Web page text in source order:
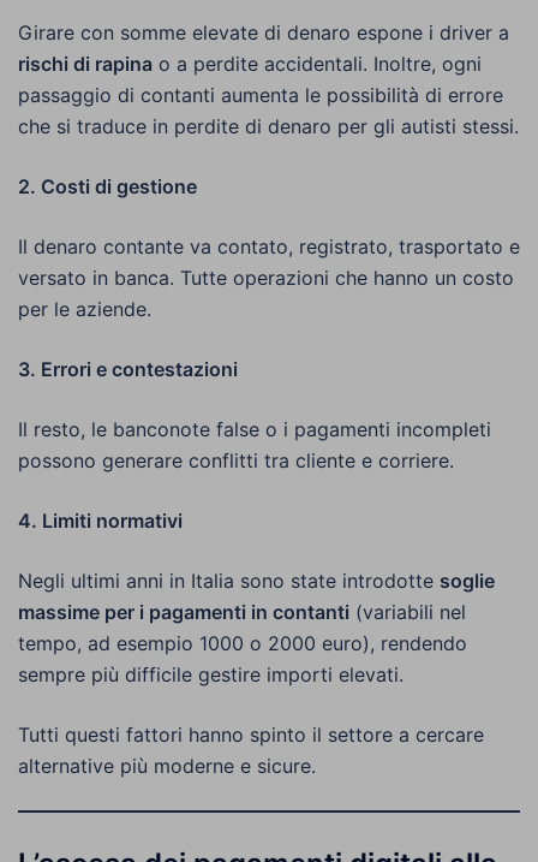
Girare con somme elevate di denaro espone i driver a
rischi di rapina o a perdite accidentali. Inoltre, ogni
passaggio di contanti aumenta le possibilità di errore
che si traduce in perdite di denaro per gli autisti stessi.
2. Costi di gestione
Il denaro contante va contato, registrato, trasportato e
versato in banca. Tutte operazioni che hanno un costo
per le aziende.
3. Errori e contestazioni
Il resto, le banconote false o i pagamenti incompleti
possono generare conflitti tra cliente e corriere.
4. Limiti normativi
Negli ultimi anni in Italia sono state introdotte soglie
massime per i pagamenti in contanti (variabili nel
tempo, ad esempio 1000 o 2000 euro), rendendo
sempre più difficile gestire importi elevati.
Tutti questi fattori hanno spinto il settore a cercare
alternative più moderne e sicure.